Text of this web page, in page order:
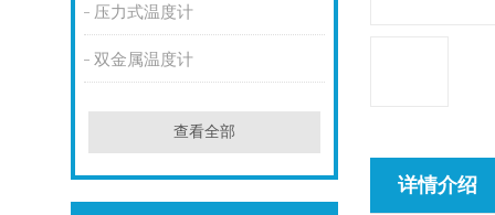
压力式温度计
双金属温度计
查看全部
详情介绍